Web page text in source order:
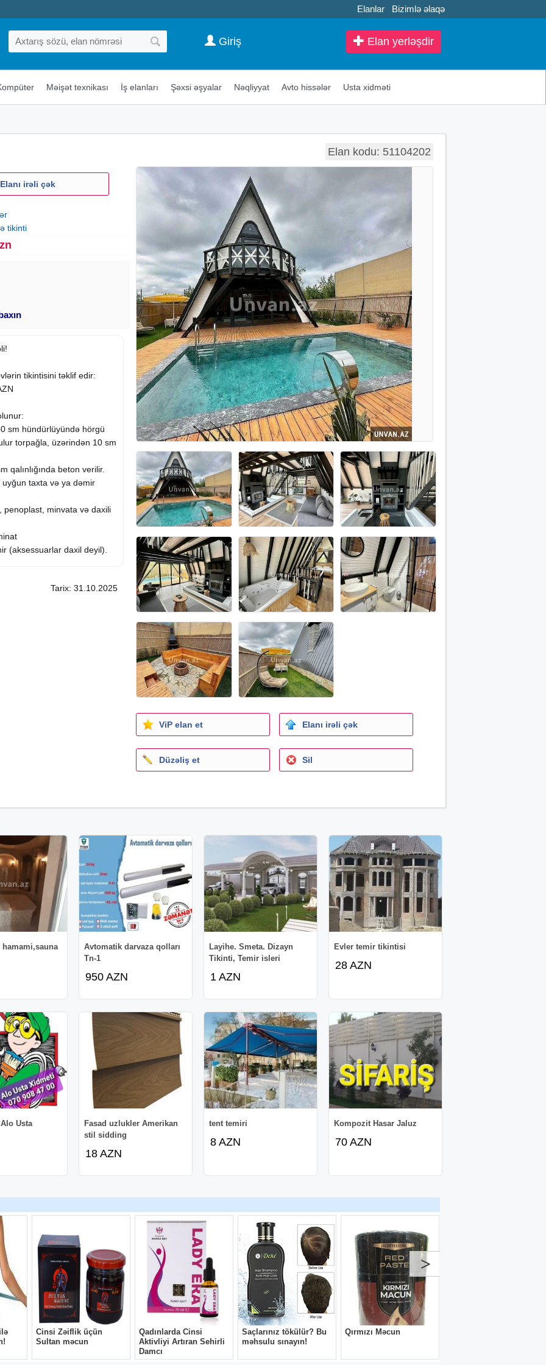
Elanlar Bizimlə əlaqə
Elan yerləşdir
Giriş
Məişət texnikası İş elanları Şəxsi əşyalar Nəqliyyat Avto hissələr Usta xidməti
Elan kodu: 51104202
Elanı irəli çək
tikinti
tikintisini təklif edir:
sm hündürlüyündə hörgü
torpağla, üzərindən 10 sm
qalınlığında beton verilir.
taxta və ya dəmir
penoplast, minvata və daxili
(aksessuarlar daxil deyil).
Tarix: 31.10.2025
ViP elan et Elanı irəli çək
Düzəliş et Sil
hamami,sauna
Avtomatik darvaza qolları
Tn-1
950 AZN
Layihe. Smeta. Dizayn
Tikinti, Temir isleri
1 AZN
Evler temir tikintisi
28 AZN
Usta
Fasad uzlukler Amerikan
stil sidding
18 AZN
tent temiri
8 AZN
Kompozit Hasar Jaluz
70 AZN